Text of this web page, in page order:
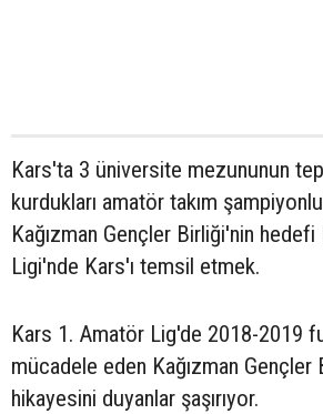
Kars'ta 3 üniversite mezununun
kurdukları amatör takım
Kağızman Gençler Birliği'nin
Ligi'nde Kars'ı temsil etmek.
Kars 1. Amatör Lig'de 2018-2019
mücadele eden Kağızman Gençler
hikayesini duyanlar şaşırıyor.